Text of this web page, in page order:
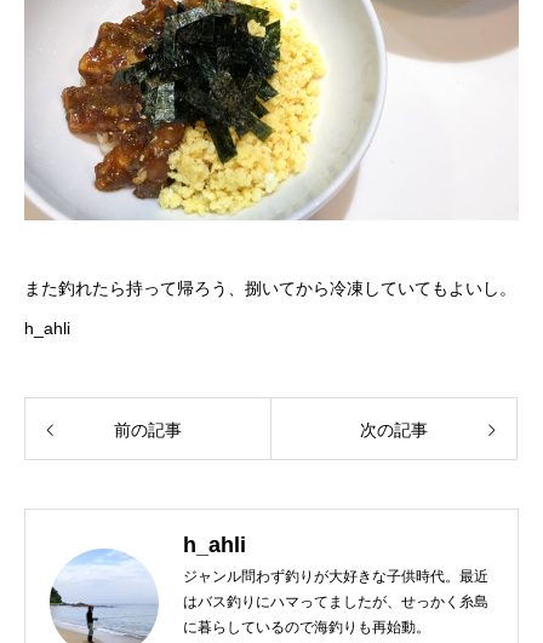
また釣れたら持って帰ろう、捌いてから冷凍していてもよいし。
h_ahli
前の記事 次の記事
h_ahli
ジャンル問わず釣りが大好きな子供時代。最近
はバス釣りにハマってましたが、せっかく糸島
に暮らしているので海釣りも再始動。